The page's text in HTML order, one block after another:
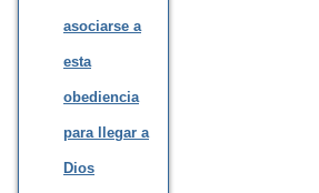
asociarse a
esta
obediencia
para llegar a
Dios